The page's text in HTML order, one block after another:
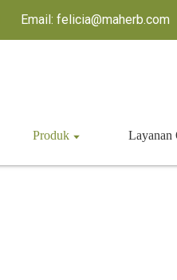
Email: felicia@maherb.com
Produk